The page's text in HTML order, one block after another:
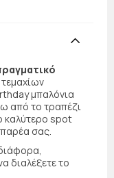
μπαλόνια
από το τραπέζι
καλύτερο spot
σας.
διαλέξετε το